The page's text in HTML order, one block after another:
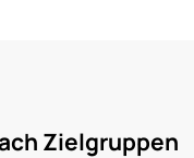
Zielgruppen